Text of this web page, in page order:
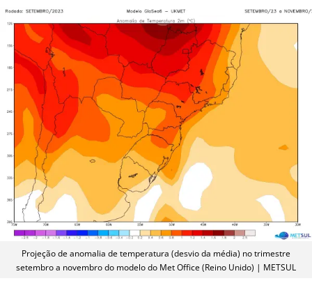
Projeção de anomalia de temperatura (desvio da média) no trimestre
setembro a novembro do modelo do Met Office (Reino Unido) | METSUL